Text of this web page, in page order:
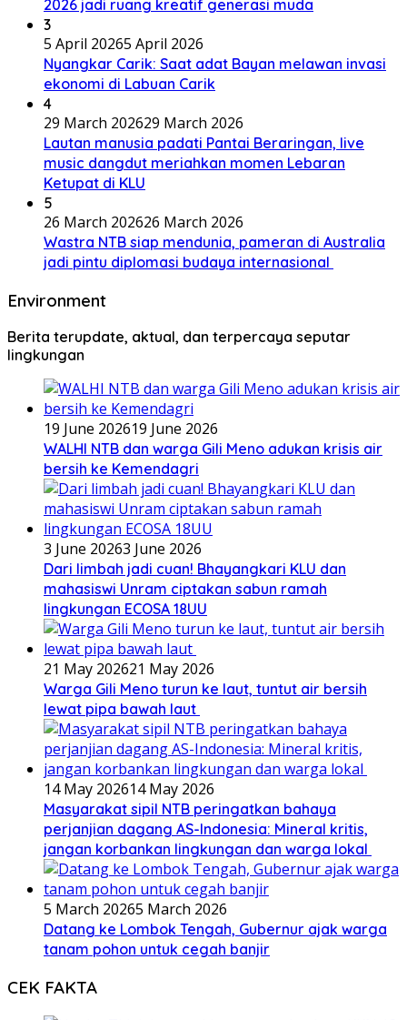
2026 jadi ruang kreatif generasi muda
3
5 April 20265 April 2026
Nyangkar Carik: Saat adat Bayan melawan invasi
ekonomi di Labuan Carik
4
29 March 202629 March 2026
Lautan manusia padati Pantai Beraringan, live
music dangdut meriahkan momen Lebaran
Ketupat di KLU
5
26 March 202626 March 2026
Wastra NTB siap mendunia, pameran di Australia
jadi pintu diplomasi budaya internasional
Environment
Berita terupdate, aktual, dan terpercaya seputar
lingkungan
19 June 202619 June 2026
WALHI NTB dan warga Gili Meno adukan krisis air
bersih ke Kemendagri
3 June 20263 June 2026
Dari limbah jadi cuan! Bhayangkari KLU dan
mahasiswi Unram ciptakan sabun ramah
lingkungan ECOSA 18UU
21 May 202621 May 2026
Warga Gili Meno turun ke laut, tuntut air bersih
lewat pipa bawah laut
14 May 202614 May 2026
Masyarakat sipil NTB peringatkan bahaya
perjanjian dagang AS-Indonesia: Mineral kritis,
jangan korbankan lingkungan dan warga lokal
5 March 20265 March 2026
Datang ke Lombok Tengah, Gubernur ajak warga
tanam pohon untuk cegah banjir
CEK FAKTA